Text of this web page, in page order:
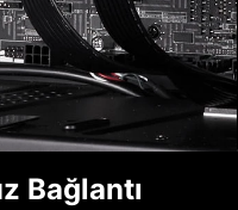
Bağlantı